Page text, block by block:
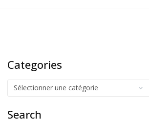
Categories
Search